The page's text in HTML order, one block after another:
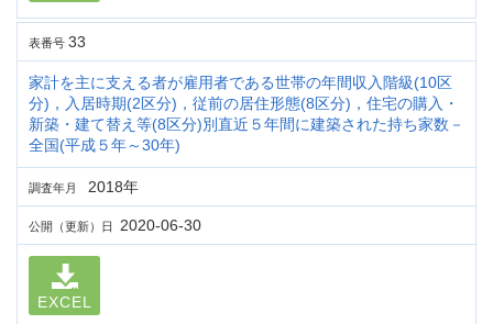
表番号 33
家計を主に支える者が雇用者である世帯の年間収入階級(10区
分)，入居時期(2区分)，従前の居住形態(8区分)，住宅の購入・
新築・建て替え等(8区分)別直近５年間に建築された持ち家数－
全国(平成５年～30年)
調査年月 2018年
公開（更新）日 2020-06-30
EXCEL